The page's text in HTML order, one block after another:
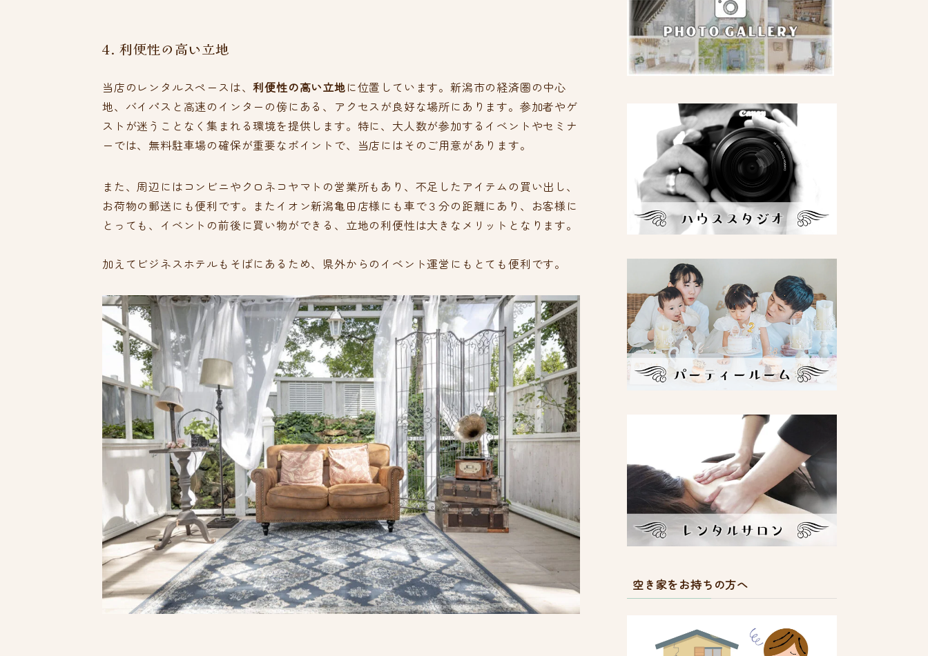
4. 利便性の高い立地
当店のレンタルスペースは、利便性の高い立地に位置しています。新潟市の経済圏の中心
地、バイパスと高速のインターの傍にある、アクセスが良好な場所にあります。参加者やゲ
ストが迷うことなく集まれる環境を提供します。特に、大人数が参加するイベントやセミナ
ーでは、無料駐車場の確保が重要なポイントで、当店にはそのご用意があります。
また、周辺にはコンビニやクロネコヤマトの営業所もあり、不足したアイテムの買い出し、
お荷物の郵送にも便利です。またイオン新潟亀田店様にも車で３分の距離にあり、お客様に
とっても、イベントの前後に買い物ができる、立地の利便性は大きなメリットとなります。
加えてビジネスホテルもそばにあるため、県外からのイベント運営にもとても便利です。
空き家をお持ちの方へ